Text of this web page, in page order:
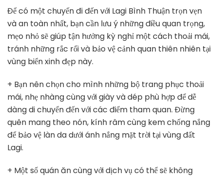
Để có một chuyến đi đến với Lagi Bình Thuận trọn vẹn
và an toàn nhất, bạn cần lưu ý những điều quan trọng,
mẹo nhỏ sẽ giúp tận hưởng kỳ nghỉ một cách thoải mái,
tránh những rắc rối và bảo vệ cảnh quan thiên nhiên tại
vùng biển xinh đẹp này.
+ Bạn nên chọn cho mình những bộ trang phục thoải
mái, nhẹ nhàng cùng với giày và dép phù hợp để dễ
dàng di chuyển đến với các điểm tham quan. Đừng
quên mang theo nón, kính râm cùng kem chống nắng
để bảo vệ làn da dưới ánh nắng mặt trời tại vùng đất
Lagi.
+ Một số quán ăn cùng với dịch vụ có thể sẽ không